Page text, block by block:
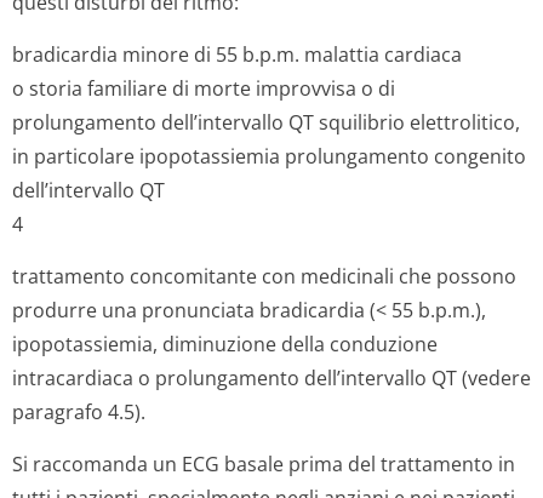
bradicardia minore di 55 b.p.m. malattia cardiaca
o storia familiare di morte improvvisa o di
prolungamento dell’intervallo QT squilibrio elettrolitico,
in particolare ipopotassiemia prolungamento congenito
dell’intervallo QT
4
trattamento concomitante con medicinali che possono
produrre una pronunciata bradicardia (< 55 b.p.m.),
ipopotassiemia, diminuzione della conduzione
intracardiaca o prolungamento dell’intervallo QT (vedere
paragrafo 4.5).
Si raccomanda un ECG basale prima del trattamento in